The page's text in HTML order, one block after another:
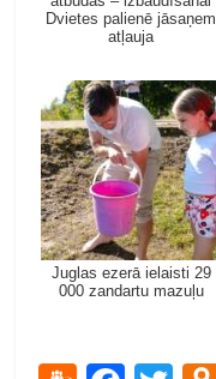
Dvietes palienē jāsaņem
atļauja
Juglas ezerā ielaisti 29
000 zandartu mazuļu